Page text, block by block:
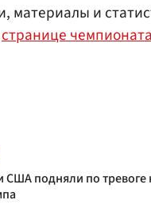
материалы и
странице
США подняли по тревоге